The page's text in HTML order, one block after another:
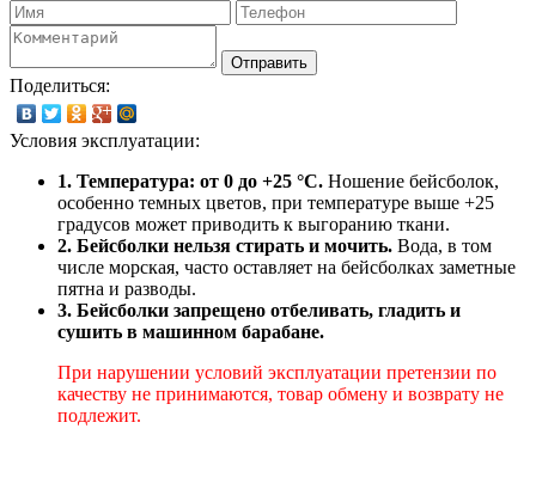
Отправить
Поделиться:
Условия эксплуатации:
1. Температура: от 0 до +25 °C. Ношение бейсболок,
особенно темных цветов, при температуре выше +25
градусов может приводить к выгоранию ткани.
2. Бейсболки нельзя стирать и мочить. Вода, в том
числе морская, часто оставляет на бейсболках заметные
пятна и разводы.
3. Бейсболки запрещено отбеливать, гладить и
сушить в машинном барабане.
При нарушении условий эксплуатации претензии по
качеству не принимаются, товар обмену и возврату не
подлежит.